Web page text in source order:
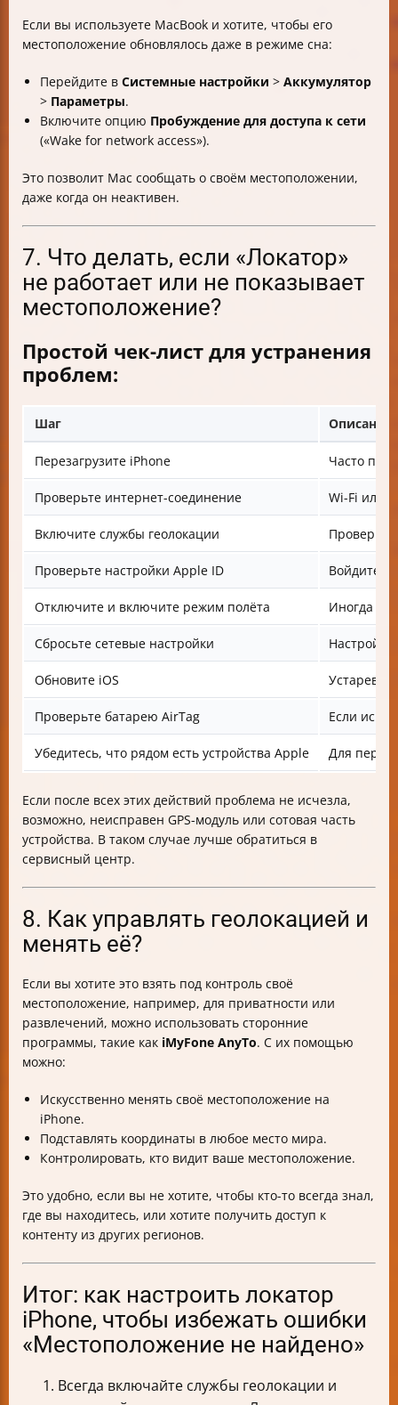
Если вы используете MacBook и хотите, чтобы его
местоположение обновлялось даже в режиме сна:
Перейдите в Системные настройки > Аккумулятор
> Параметры.
Включите опцию Пробуждение для доступа к сети
(«Wake for network access»).
Это позволит Mac сообщать о своём местоположении,
даже когда он неактивен.
7. Что делать, если «Локатор»
не работает или не показывает
местоположение?
Простой чек-лист для устранения
проблем:
Шаг Описание
Перезагрузите iPhone Часто
Проверьте интернет-соединение Wi-Fi или
Включите службы геолокации
Проверьте настройки Apple ID Войдите в
Отключите и включите режим полёта Иногда
Сбросьте сетевые настройки
Обновите iOS
Проверьте батарею AirTag Если
Убедитесь, что рядом есть устройства Apple Для
Если после всех этих действий проблема не исчезла,
возможно, неисправен GPS-модуль или сотовая часть
устройства. В таком случае лучше обратиться в
сервисный центр.
8. Как управлять геолокацией и
менять её?
Если вы хотите это взять под контроль своё
местоположение, например, для приватности или
развлечений, можно использовать сторонние
программы, такие как iMyFone AnyTo. С их помощью
можно:
Искусственно менять своё местоположение на
iPhone.
Подставлять координаты в любое место мира.
Контролировать, кто видит ваше местоположение.
Это удобно, если вы не хотите, чтобы кто-то всегда знал,
где вы находитесь, или хотите получить доступ к
контенту из других регионов.
Итог: как настроить локатор
iPhone, чтобы избежать ошибки
«Местоположение не найдено»
Всегда включайте службы геолокации и